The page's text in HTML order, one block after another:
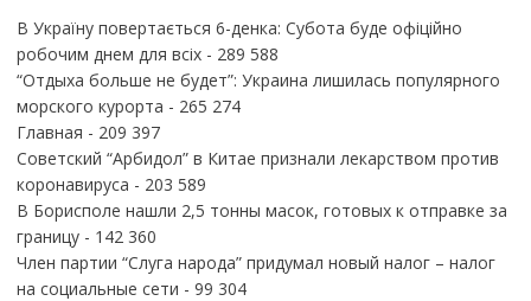
В Україну повертається 6-денка: Субота буде офіційно
робочим днем для всіх- 289 588
“Отдыха больше не будет”: Украина лишилась популярного
морского курорта - 265 274
Главная - 209 397
Советский “Арбидол” в Китае признали лекарством против
коронавируса - 203 589
В Борисполе нашли 2,5 тонны масок, готовых к отправке за
границу- 142 360
Член партии “Слуга народа” придумал новый налог – налог
на социальные сети - 99 304